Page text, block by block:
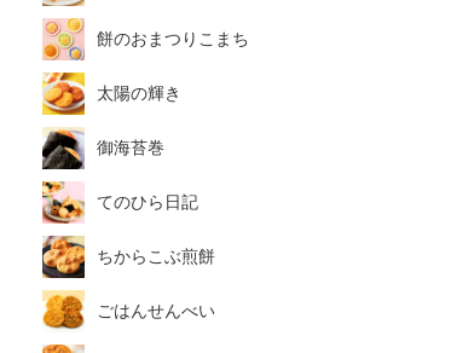
餅のおまつりこまち
太陽の輝き
御海苔巻
てのひら日記
ちからこぶ煎餅
ごはんせんべい